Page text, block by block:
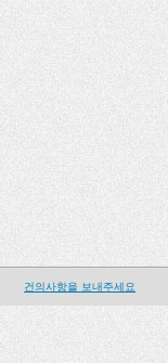
건의사항을 보내주세요